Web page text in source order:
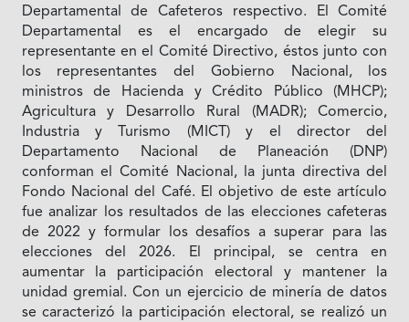
Departamental de Cafeteros respectivo. El Comité
Departamental es el encargado de elegir su
representante en el Comité Directivo, éstos junto con
los representantes del Gobierno Nacional, los
ministros de Hacienda y Crédito Público (MHCP);
Agricultura y Desarrollo Rural (MADR); Comercio,
Industria y Turismo (MICT) y el director del
Departamento Nacional de Planeación (DNP)
conforman el Comité Nacional, la junta directiva del
Fondo Nacional del Café. El objetivo de este artículo
fue analizar los resultados de las elecciones cafeteras
de 2022 y formular los desafíos a superar para las
elecciones del 2026. El principal, se centra en
aumentar la participación electoral y mantener la
unidad gremial. Con un ejercicio de minería de datos
se caracterizó la participación electoral, se realizó un